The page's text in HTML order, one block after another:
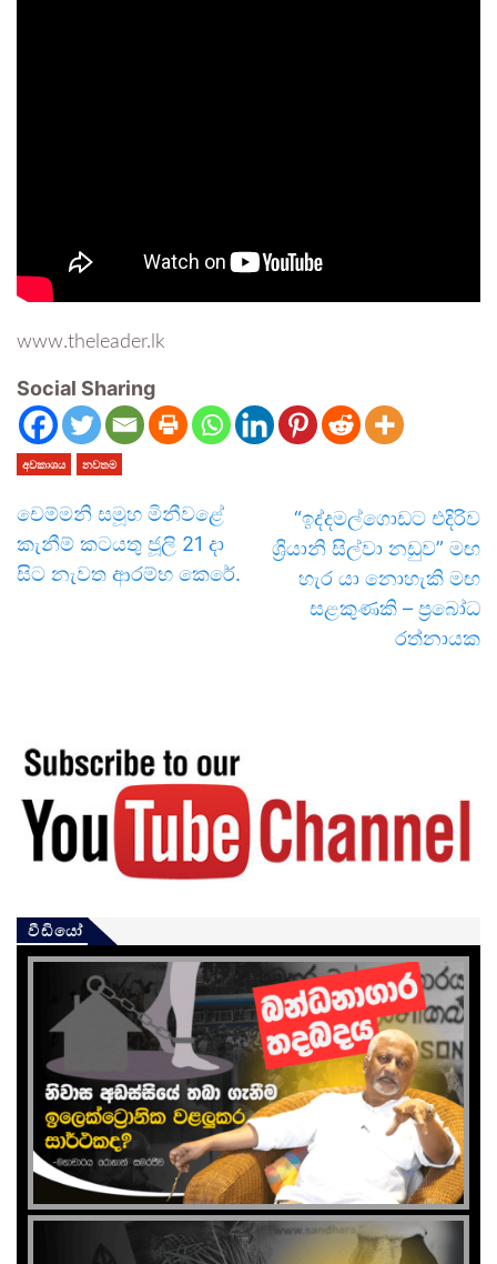
www.theleader.lk
Social Sharing
අවකාශය නවතම
චෙම්මනි සමූහ මිනීවළේ
කැනීම් කටයතු ජූලි 21 දා
සිට නැවත ආරම්භ කෙරේ.
“ඉද්දමල්ගොඩට එදිරිව
ශ්‍රියානි සිල්වා නඩුව” මඟ
හැර යා නොහැකි මඟ
සළකුණකි – ප්‍රබෝධ
රත්නායක
වීඩියෝ